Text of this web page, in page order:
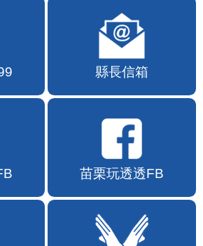
縣長信箱
苗栗玩透透FB